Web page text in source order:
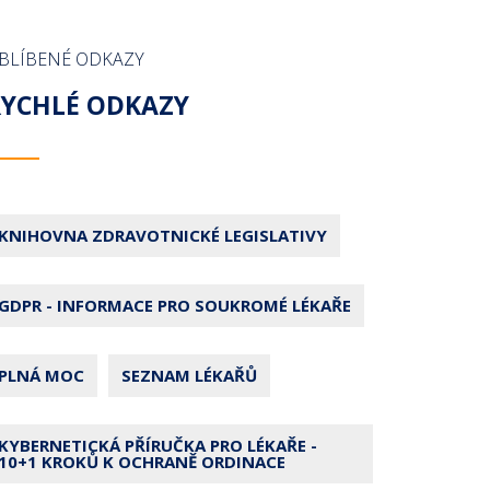
ODKAZY
ODKAZY
ZDRAVOTNICKÉ LEGISLATIVY
- INFORMACE PRO SOUKROMÉ LÉKAŘE
MOC SEZNAM LÉKAŘŮ
PŘÍRUČKA PRO LÉKAŘE -
KROKŮ K OCHRANĚ ORDINACE